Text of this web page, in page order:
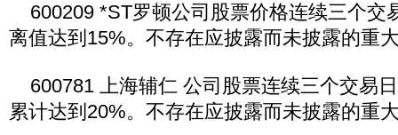
600209 *ST罗顿公司股票价格连续三个交
离值达到15%。不存在应披露而未披露的重
600781 上海辅仁 公司股票连续三个交易
累计达到20%。不存在应披露而未披露的重